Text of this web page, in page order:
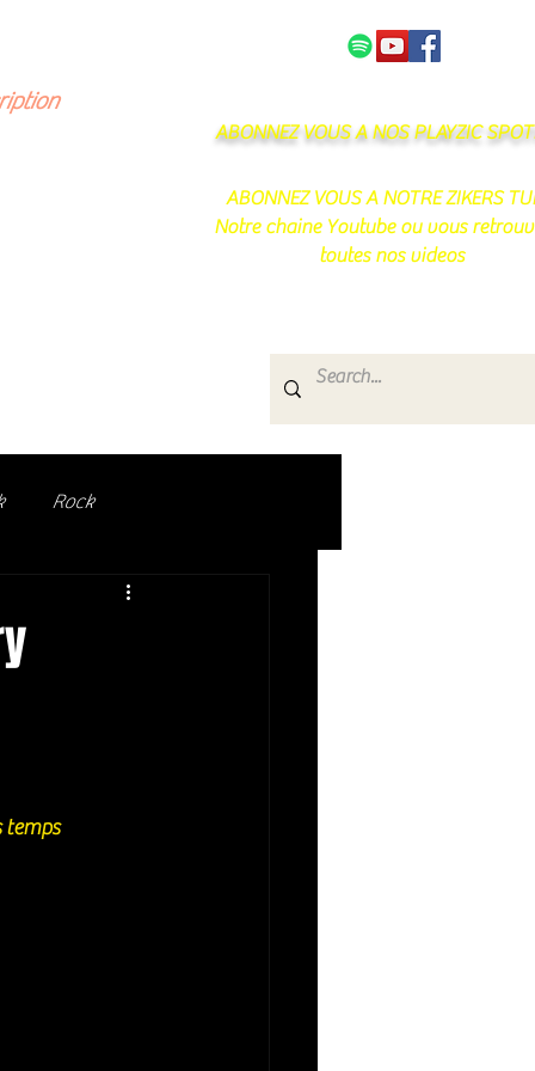
ABONNEZ VOUS A NOS PLAYZIC
ABONNEZ VOUS A NOTRE ZIKERS
Notre chaine Youtube ou vous
toutes nos videos
de passionnés !
Rock
temps